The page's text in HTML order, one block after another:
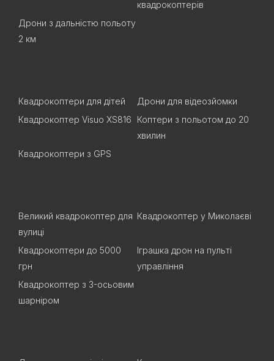
квадрокоптерів
Дрони з дальністю польоту
2 км
Квадрокоптери для дітей
Дрони для відеозйомки
Квадрокоптер Visuo XS816
Коптери з польотом до 20
хвилин
Квадрокоптери з GPS
Великий квадрокоптер для
вулиці
Квадрокоптер у Миколаєві
Квадрокоптери до 5000
грн
Іграшка дрон на пульті
управління
Квадрокоптер з 3-осьовим
шарніром